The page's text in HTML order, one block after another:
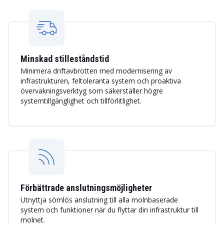
Minskad stilleståndstid
Minimera driftavbrotten med modernisering av
infrastrukturen, feltoleranta system och proaktiva
övervakningsverktyg som säkerställer högre
systemtillgänglighet och tillförlitlighet.
Förbättrade anslutningsmöjligheter
Utnyttja sömlös anslutning till alla molnbaserade
system och funktioner när du flyttar din infrastruktur till
molnet.